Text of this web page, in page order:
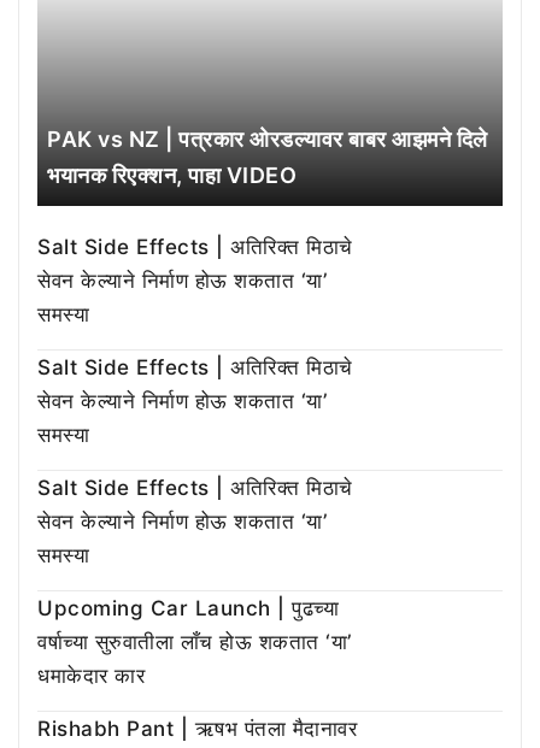
PAK vs NZ | पत्रकार ओरडल्यावर बाबर आझमने दिले
भयानक रिएक्शन, पाहा VIDEO
Salt Side Effects | अतिरिक्त मिठाचे
सेवन केल्याने निर्माण होऊ शकतात ‘या’
समस्या
Salt Side Effects | अतिरिक्त मिठाचे
सेवन केल्याने निर्माण होऊ शकतात ‘या’
समस्या
Salt Side Effects | अतिरिक्त मिठाचे
सेवन केल्याने निर्माण होऊ शकतात ‘या’
समस्या
Upcoming Car Launch | पुढच्या
वर्षाच्या सुरुवातीला लाँच होऊ शकतात ‘या’
धमाकेदार कार
Rishabh Pant | ऋषभ पंतला मैदानावर